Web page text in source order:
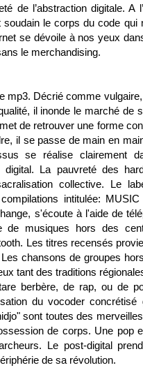
de l’abstraction digitale. A
le corps du code qui
se dévoile à nos yeux
le merchandising.
mp3. Décrié comme
il inonde le marché de
de retrouver une forme
il se passe de main en
se réalise clairement
La pauvreté des
collective. Le
intitulée:
s'écoute à l'aide de
musiques hors des
Les titres recensés
chansons de groupes
tant des traditions
berbère, de rap, ou de
du vocoder
sont toutes des
de corps. Une pop
Le post-digital
de sa révolution.